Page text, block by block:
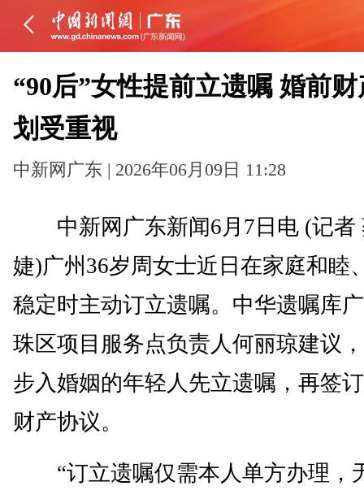
“90后”女性提前立遗嘱 婚前
划受重视
中新网广东 | 2026年06月09日 11:28
中新网广东新闻6月7日电 (记者
婕)广州36岁周女士近日在家庭和睦
稳定时主动订立遗嘱。中华遗嘱库
珠区项目服务点负责人何丽琼建议
步入婚姻的年轻人先立遗嘱，再签
财产协议。
“订立遗嘱仅需本人单方办理，